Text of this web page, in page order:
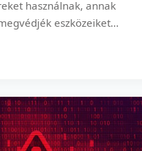
használnak, annak
eszközeiket...